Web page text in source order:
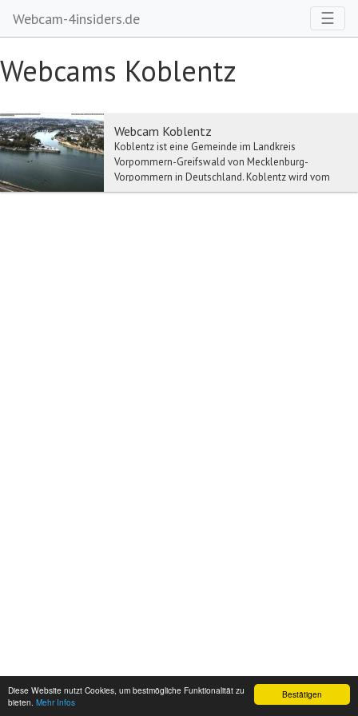
Bestätigen
Diese Website nutzt Cookies, um bestmögliche Funktionalität zu
bieten. Mehr Infos
Webcam-4insiders.de ☰
Webcams Koblentz
Webcam Koblentz
Koblentz ist eine Gemeinde im Landkreis
Vorpommern-Greifswald von Mecklenburg-
Vorpommern in Deutschland. Koblentz wird vom
Amt Uecker-Randow-Tal mi...